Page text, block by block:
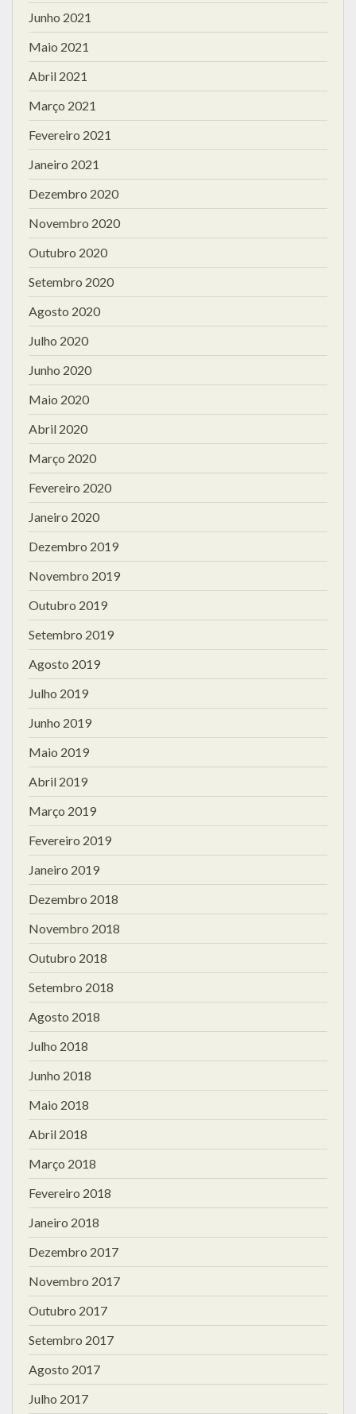
Junho 2021
Maio 2021
Abril 2021
Março 2021
Fevereiro 2021
Janeiro 2021
Dezembro 2020
Novembro 2020
Outubro 2020
Setembro 2020
Agosto 2020
Julho 2020
Junho 2020
Maio 2020
Abril 2020
Março 2020
Fevereiro 2020
Janeiro 2020
Dezembro 2019
Novembro 2019
Outubro 2019
Setembro 2019
Agosto 2019
Julho 2019
Junho 2019
Maio 2019
Abril 2019
Março 2019
Fevereiro 2019
Janeiro 2019
Dezembro 2018
Novembro 2018
Outubro 2018
Setembro 2018
Agosto 2018
Julho 2018
Junho 2018
Maio 2018
Abril 2018
Março 2018
Fevereiro 2018
Janeiro 2018
Dezembro 2017
Novembro 2017
Outubro 2017
Setembro 2017
Agosto 2017
Julho 2017